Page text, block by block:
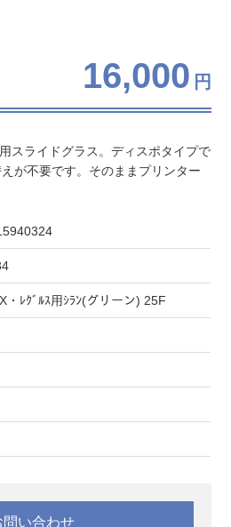
16,000 円
スライドグラス。ディスポタイプで
が不要です。そのままプリンター
・ﾚｸﾞﾙｽ用ｼﾗﾝ(グリーン) 25F
問い合わせ